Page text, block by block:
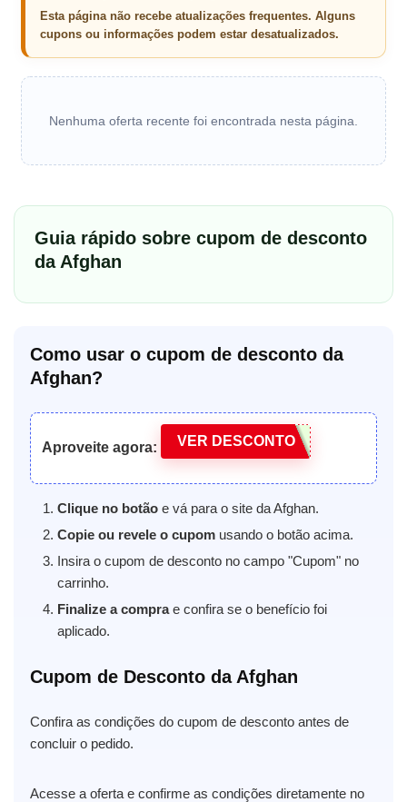
Esta página não recebe atualizações frequentes. Alguns
cupons ou informações podem estar desatualizados.
Nenhuma oferta recente foi encontrada nesta página.
Guia rápido sobre cupom de desconto
da Afghan
Como usar o cupom de desconto da
Afghan?
Aproveite agora: VER DESCONTO
Clique no botão e vá para o site da Afghan.
Copie ou revele o cupom usando o botão acima.
Insira o cupom de desconto no campo "Cupom" no
carrinho.
Finalize a comprae confira se o benefício foi
aplicado.
Cupom de Desconto da Afghan
Confira as condições do cupom de desconto antes de
concluir o pedido.
Acesse a oferta e confirme as condições diretamente no